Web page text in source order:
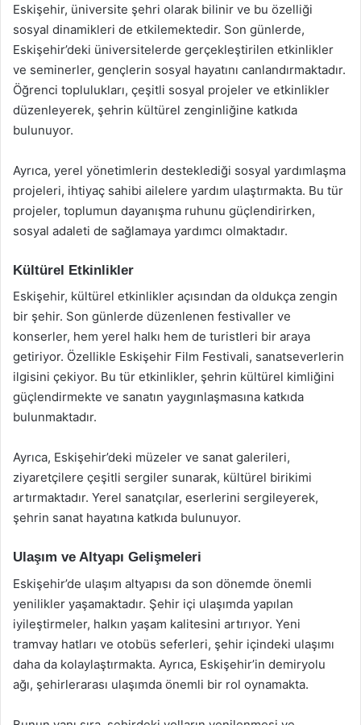
Eskişehir, üniversite şehri olarak bilinir ve bu özelliği
sosyal dinamikleri de etkilemektedir. Son günlerde,
Eskişehir’deki üniversitelerde gerçekleştirilen etkinlikler
ve seminerler, gençlerin sosyal hayatını canlandırmaktadır.
Öğrenci toplulukları, çeşitli sosyal projeler ve etkinlikler
düzenleyerek, şehrin kültürel zenginliğine katkıda
bulunuyor.
Ayrıca, yerel yönetimlerin desteklediği sosyal yardımlaşma
projeleri, ihtiyaç sahibi ailelere yardım ulaştırmakta. Bu tür
projeler, toplumun dayanışma ruhunu güçlendirirken,
sosyal adaleti de sağlamaya yardımcı olmaktadır.
Kültürel Etkinlikler
Eskişehir, kültürel etkinlikler açısından da oldukça zengin
bir şehir. Son günlerde düzenlenen festivaller ve
konserler, hem yerel halkı hem de turistleri bir araya
getiriyor. Özellikle Eskişehir Film Festivali, sanatseverlerin
ilgisini çekiyor. Bu tür etkinlikler, şehrin kültürel kimliğini
güçlendirmekte ve sanatın yaygınlaşmasına katkıda
bulunmaktadır.
Ayrıca, Eskişehir’deki müzeler ve sanat galerileri,
ziyaretçilere çeşitli sergiler sunarak, kültürel birikimi
artırmaktadır. Yerel sanatçılar, eserlerini sergileyerek,
şehrin sanat hayatına katkıda bulunuyor.
Ulaşım ve Altyapı Gelişmeleri
Eskişehir’de ulaşım altyapısı da son dönemde önemli
yenilikler yaşamaktadır. Şehir içi ulaşımda yapılan
iyileştirmeler, halkın yaşam kalitesini artırıyor. Yeni
tramvay hatları ve otobüs seferleri, şehir içindeki ulaşımı
daha da kolaylaştırmakta. Ayrıca, Eskişehir’in demiryolu
ağı, şehirlerarası ulaşımda önemli bir rol oynamakta.